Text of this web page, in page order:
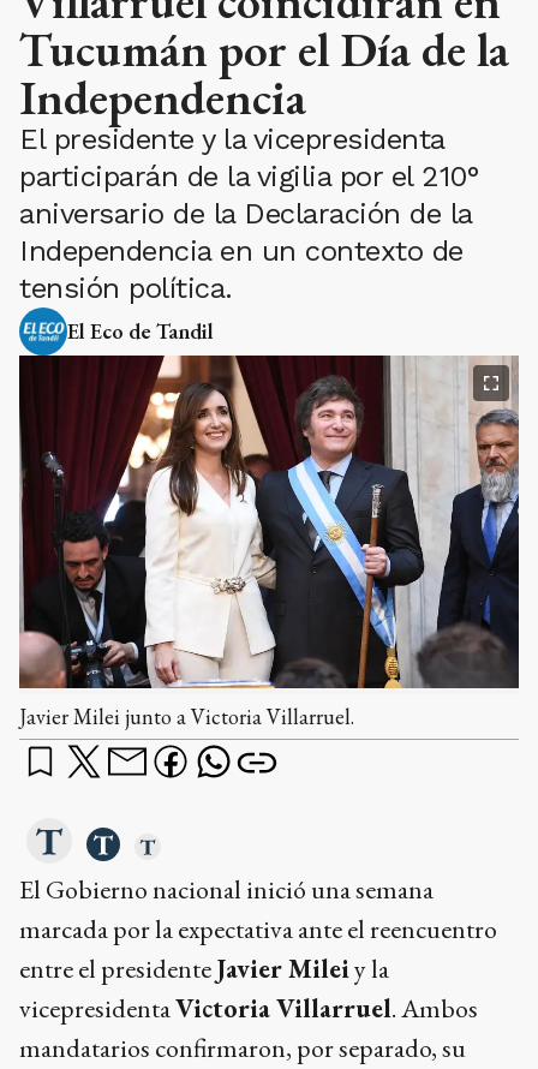
Tucumán por el Día de la
Independencia
El presidente y la vicepresidenta
participarán de la vigilia por el 210°
aniversario de la Declaración de la
Independencia en un contexto de
tensión política.
El Eco de Tandil
Javier Milei junto a Victoria Villarruel.
El Gobierno nacional inició una semana
marcada por la expectativa ante el reencuentro
entre el presidenteJavier Mileiy la
vicepresidentaVictoria Villarruel. Ambos
mandatarios confirmaron, por separado, su